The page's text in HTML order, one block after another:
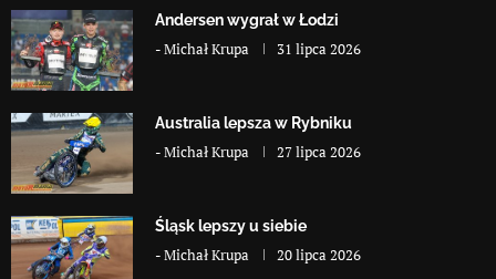
Andersen wygrał w Łodzi
-Michał Krupa 31 lipca 2026
Australia lepsza w Rybniku
-Michał Krupa 27 lipca 2026
Śląsk lepszy u siebie
-Michał Krupa 20 lipca 2026